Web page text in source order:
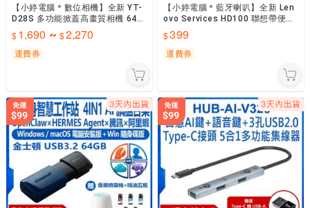
【小婷電腦＊數位相機】全新 YT-
D28S 多功能掀蓋高畫質相機 640
0萬像素拍照 4K錄影 CCD感光元件
廣角
1,690 ~ 2,270
運費券
【小婷電腦＊藍牙喇叭】全新 Len
ovo Services HD100 聯想帶便攜
掛繩重低音炮 迷你無線藍牙小音箱
藍牙
399
運費券